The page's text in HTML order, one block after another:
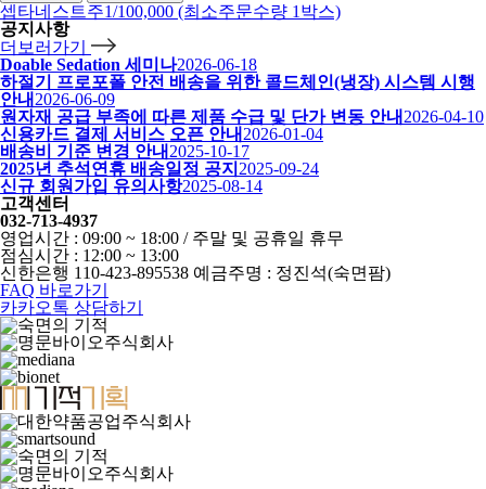
셉타네스트주1/100,000 (최소주문수량 1박스)
공지사항
더보러가기
Doable Sedation 세미나2026-06-18
하절기 프로포폴 안전 배송을 위한 콜드체인(냉장) 시스템 시행
안내 2026-06-09
원자재 공급 부족에 따른 제품 수급 및 단가 변동 안내 2026-04-10
신용카드 결제 서비스 오픈 안내 2026-01-04
배송비 기준 변경 안내 2025-10-17
2025년 추석연휴 배송일정 공지 2025-09-24
신규 회원가입 유의사항2025-08-14
고객센터
032-713-4937
영업시간 : 09:00 ~ 18:00 / 주말 및 공휴일 휴무
점심시간 : 12:00 ~ 13:00
신한은행 110-423-895538 예금주명 : 정진석(숙면팜)
FAQ 바로가기
카카오톡 상담하기